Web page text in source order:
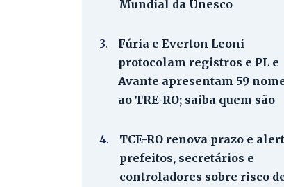
Mundial da Unesco
3.
Fúria e Everton Leoni
protocolam registros e PL e
Avante apresentam 59
ao TRE-RO; saiba quem são
4.
TCE-RO renova prazo e
prefeitos, secretários e
controladores sobre risco